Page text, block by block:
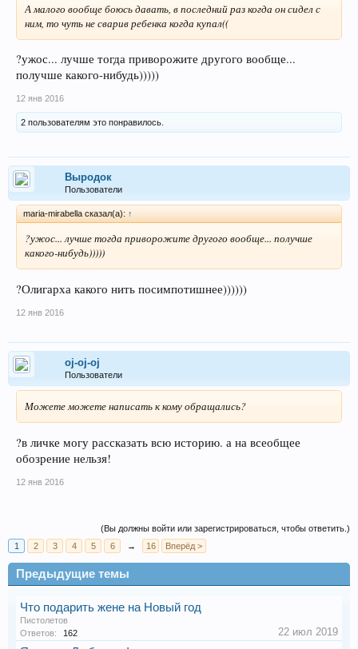
А малого вообще боюсь давать, в последний раз когда он сидел с
ним, то чуть не сварив ребенка когда купал((
?ужос... лучше тогда приворожите другого вообще...
получше какого-нибудь)))))
12 янв 2016
2 пользователям это понравилось.
Выродок
Пользователи
maria-mirabella сказал(а): ↑
?ужос... лучше тогда приворожите другого вообще... получше
какого-нибудь)))))
?Олигарха какого нить посимпотишнее))))))
12 янв 2016
oj-oj-oj
Пользователи
Можете можете написать к кому обращались?
?в личке могу рассказать всю историю. а на всеобщее
обозрение нельзя!
12 янв 2016
(Вы должны войти или зарегистрироваться, чтобы ответить.)
1
2 3 4 5 6 → 16 Вперёд >
Предыдущие темы
Что подарить жене на Новый год
Пистолетов
Ответов:
162 22 июл 2019